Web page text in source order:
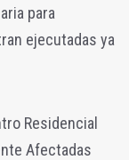
para
ejecutadas ya
Residencial
Afectadas